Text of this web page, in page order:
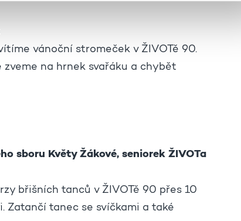
vánoční stromeček v ŽIVOTě 90.
na hrnek svařáku a chybět
sboru Květy Žákové, seniorek ŽIVOTa
břišních tanců v ŽIVOTě 90 přes 10
Zatančí tanec se svíčkami a také